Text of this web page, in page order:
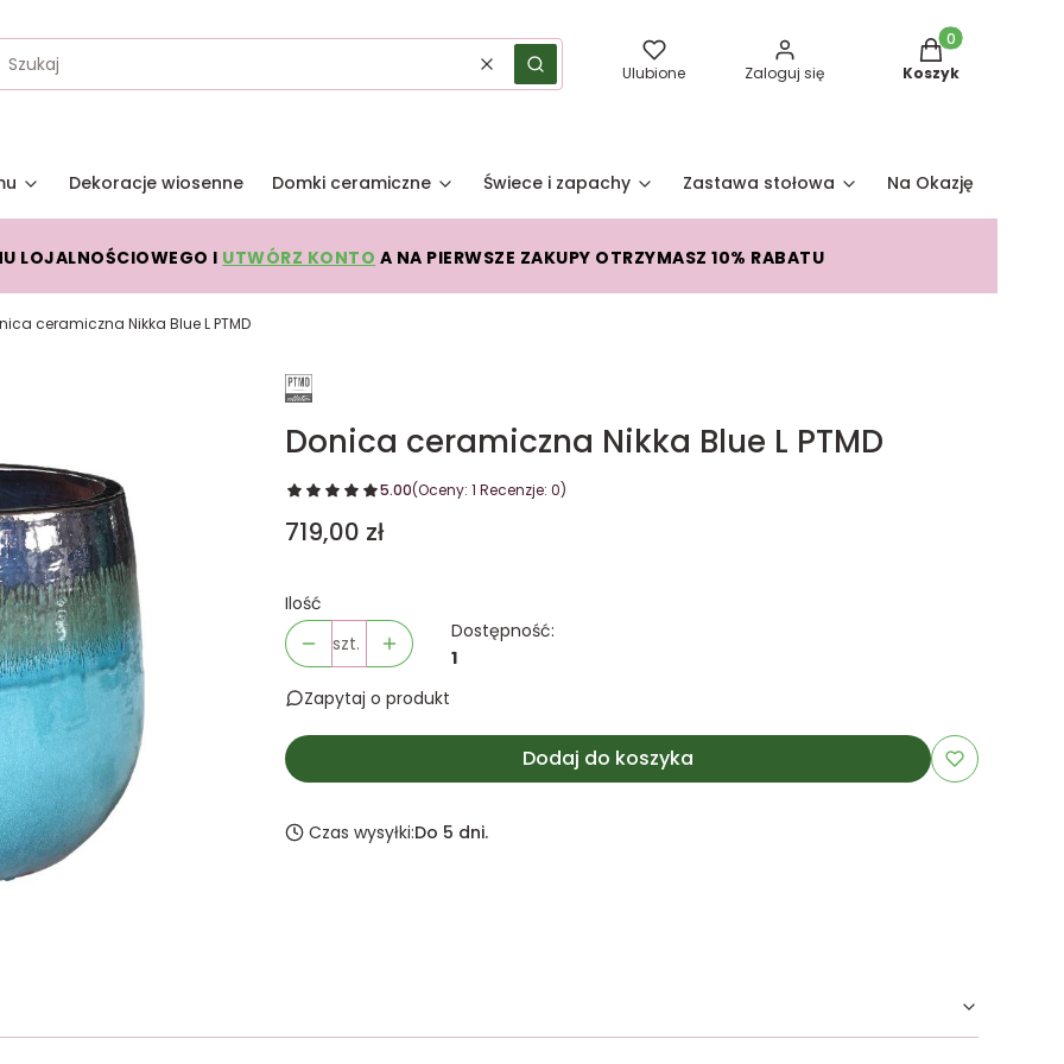
WyczyśćSzukaj Ulubione Zaloguj się
Produkty w
Koszyk
Dekoracje wiosenne Domki ceramiczne Świece i zapachy Zastawa stołowa Na Okazję
LOJALNOŚCIOWEGO I UTWÓRZ KONTO A NA PIERWSZE ZAKUPY OTRZYMASZ 10% RABATU
ceramiczna Nikka Blue L PTMD
Donica ceramiczna Nikka Blue L PTMD
5.00(Oceny: 1 Recenzje: 0)
Cena
719,00 zł
Ilość
szt.
Dostępność:
1
Zapytaj o produkt
Dodaj do koszyka
Czas wysyłki:Do 5 dni.